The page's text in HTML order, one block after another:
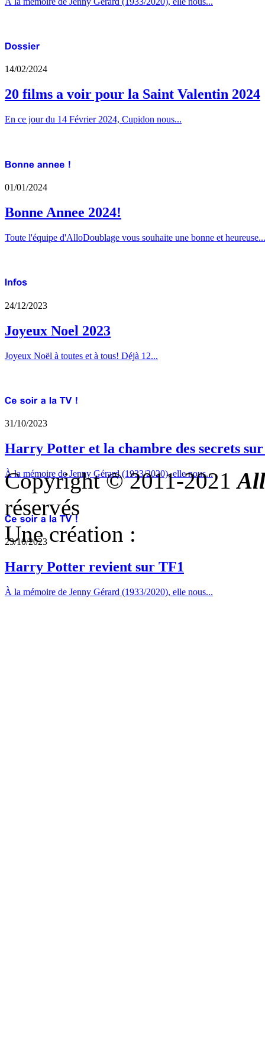
14/02/2024
20 films a voir pour la Saint Valentin 2024
En ce jour du 14 Février 2024, Cupidon nous...
01/01/2024
Bonne Annee 2024!
Toute l'équipe d'AlloDoublage vous souhaite une bonne et heureuse...
24/12/2023
Joyeux Noel 2023
Joyeux Noël à toutes et à tous! Déjà 12...
31/10/2023
Harry Potter et la chambre des secrets
À la mémoire de Jenny Gérard (1933/2020), elle nous...
23/10/2023
Harry Potter revient sur TF1
À la mémoire de Jenny Gérard (1933/2020), elle nous...
Copyright © 2011-2021
réservés
Une création :